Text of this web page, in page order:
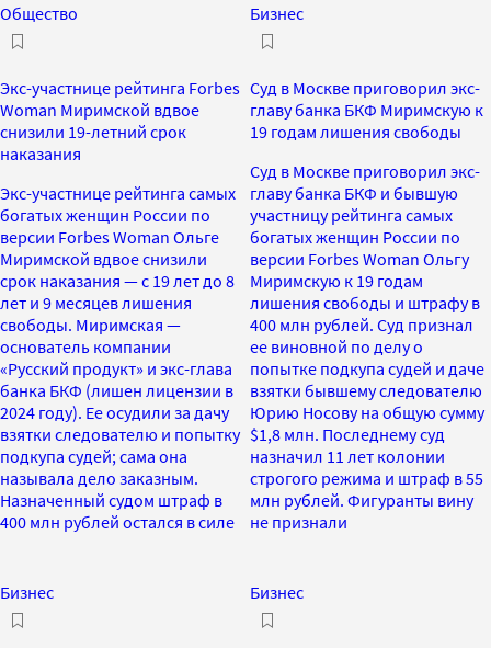
Общество
Экс-участнице рейтинга Forbes
Woman Миримской вдвое
снизили 19-летний срок
наказания
Экс-участнице рейтинга самых
богатых женщин России по
версии Forbes Woman Ольге
Миримской вдвое снизили
срок наказания — с 19 лет до 8
лет и 9 месяцев лишения
свободы. Миримская —
основатель компании
«Русский продукт» и экс-глава
банка БКФ (лишен лицензии в
2024 году). Ее осудили за дачу
взятки следователю и попытку
подкупа судей; сама она
называла дело заказным.
Назначенный судом штраф в
400 млн рублей остался в силе
Бизнес
Суд в Москве приговорил экс-
главу банка БКФ Миримскую к
19 годам лишения свободы
Суд в Москве приговорил экс-
главу банка БКФ и бывшую
участницу рейтинга самых
богатых женщин России по
версии Forbes Woman Ольгу
Миримскую к 19 годам
лишения свободы и штрафу в
400 млн рублей. Суд признал
ее виновной по делу о
попытке подкупа судей и даче
взятки бывшему следователю
Юрию Носову на общую сумму
$1,8 млн. Последнему суд
назначил 11 лет колонии
строгого режима и штраф в 55
млн рублей. Фигуранты вину
не признали
Бизнес Бизнес